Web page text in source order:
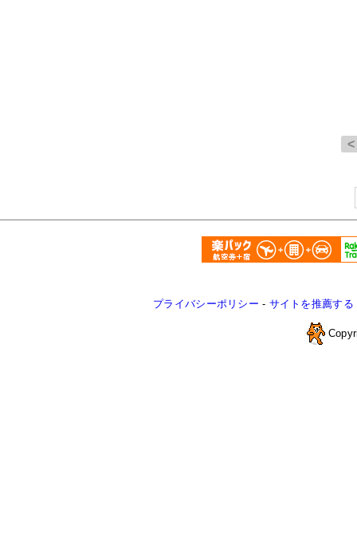
プライバシーポリシー - サイトを推薦する